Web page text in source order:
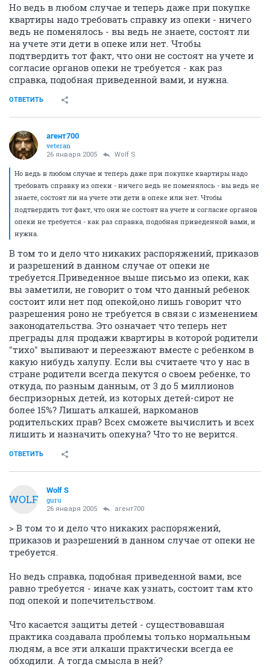
Но ведь в любом случае и теперь даже при покупке
квартиры надо требовать справку из опеки - ничего
ведь не поменялось - вы ведь не знаете, состоят ли
на учете эти дети в опеке или нет. Чтобы
подтвердить тот факт, что они не состоят на учете и
согласие органов опеки не требуется - как раз
справка, подобная приведенной вами, и нужна.
ОТВЕТИТЬ
агент700
veteran
26 января 2005 Wolf S
Но ведь в любом случае и теперь даже при покупке квартиры надо
требовать справку из опеки - ничего ведь не поменялось - вы ведь не
знаете, состоят ли на учете эти дети в опеке или нет. Чтобы
подтвердить тот факт, что они не состоят на учете и согласие органов
опеки не требуется - как раз справка, подобная приведенной вами, и
нужна.
В том то и дело что никаких распоряжений, приказов
и разрешений в данном случае от опеки не
требуется.Приведенное выше письмо из опеки, как
вы заметили, не говорит о том что данный ребенок
состоит или нет под опекой,оно лишь говорит что
разрешения роно не требуется в связи с изменением
законодательства. Это означает что теперь нет
преграды для продажи квартиры в которой родители
"тихо" выпивают и переезжают вместе с ребенком в
какую нибудь халупу. Если вы считаете что у нас в
стране родители всегда пекутся о своем ребенке, то
откуда, по разным данным, от 3 до 5 миллионов
беспризорных детей, из которых детей-сирот не
более 15%? Лишать алкашей, наркоманов
родительских прав? Всех сможете вычислить и всех
лишить и назначить опекуна? Что то не верится.
ОТВЕТИТЬ
WOLF
Wolf S
guru
26 января 2005 агент700
> В том то и дело что никаких распоряжений,
приказов и разрешений в данном случае от опеки не
требуется.
Но ведь справка, подобная приведенной вами, все
равно требуется - иначе как узнать, состоит там кто
под опекой и попечительством.
Что касается защиты детей - существовавшая
практика создавала проблемы только нормальным
людям, а все эти алкаши практически всегда ее
обходили. А тогда смысла в ней?